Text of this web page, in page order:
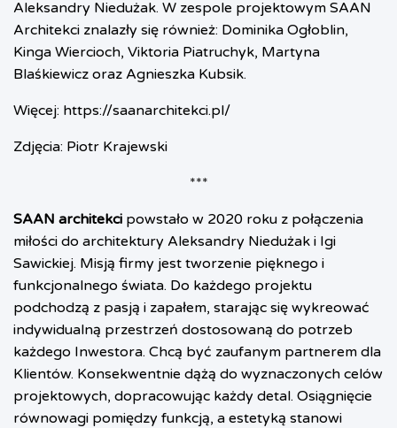
Aleksandry Niedużak. W zespole projektowym SAAN
Architekci znalazły się również: Dominika Ogłoblin,
Kinga Wiercioch, Viktoria Piatruchyk, Martyna
Blaśkiewicz oraz Agnieszka Kubsik.
Więcej: https://saanarchitekci.pl/
Zdjęcia: Piotr Krajewski
***
SAAN architekci powstało w 2020 roku z połączenia
miłości do architektury Aleksandry Niedużak i Igi
Sawickiej. Misją firmy jest tworzenie pięknego i
funkcjonalnego świata. Do każdego projektu
podchodzą z pasją i zapałem, starając się wykreować
indywidualną przestrzeń dostosowaną do potrzeb
każdego Inwestora. Chcą być zaufanym partnerem dla
Klientów. Konsekwentnie dążą do wyznaczonych celów
projektowych, dopracowując każdy detal. Osiągnięcie
równowagi pomiędzy funkcją, a estetyką stanowi